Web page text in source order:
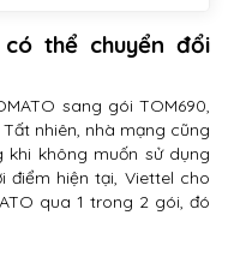
có thể chuyển đổi
sang gói TOM690,
nhiên, nhà mạng cũng
không muốn sử dụng
điểm hiện tại, Viettel cho
qua 1 trong 2 gói, đó